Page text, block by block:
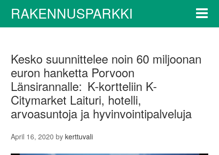
RAKENNUSPARKKI
Kesko suunnittelee noin 60 miljoonan
euron hanketta Porvoon
Länsirannalle: K-kortteliin K-
Citymarket Laituri, hotelli,
arvoasuntoja ja hyvinvointipalveluja
April 16, 2020 bykerttuvali